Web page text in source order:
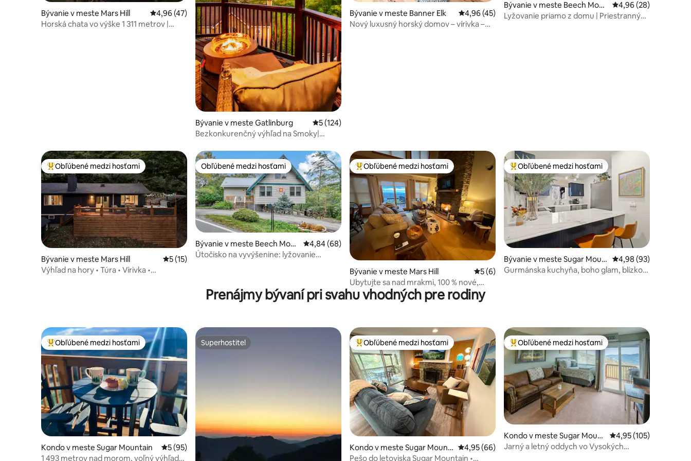
Bývanie v meste Mars Hill Priemerné ohodnotenie 4,96 z 5, počet hodnotení: 47
4,96 (47)
Horská chata vo výške 1 311 metrov |
Bývanie v meste Gatlinburg Priemerné ohodnotenie 5 z 5, počet hodnotení: 124
5 (124)
Bezkonkurenčný výhľad na Smoky|
Bývanie v meste Banner Elk Priemerné ohodnotenie 4,96 z 5, počet hodnotení: 45
4,96 (45)
Nový luxusný horský domov – vírivka –
Bývanie v meste Beech Moun
tain
Priemerné
4,96 (28)
Lyžovanie priamo z domu | Priestranný
Najobľúbenejšie medzi hosťami
Obľúbené medzi hosťami
Bývanie v meste Mars Hill Priemerné ohodnotenie 5 z 5, počet hodnotení: 15
5 (15)
Výhľad na hory • Túra • Vírivka •
Obľúbené medzi hosťami
Obľúbené medzi hosťami
Bývanie v meste Beech Mou
ntain
Priemerné ohodnotenie 4,84 z 5, počet hodnotení: 68
4,84 (68)
Útočisko na vyvýšenine: lyžovanie
Najobľúbenejšie medzi hosťami
Obľúbené medzi hosťami
Bývanie v meste Mars Hill Priemerné ohodnotenie 5 z 5, počet hodnotení: 6
5 (6)
Ubytujte sa nad mrakmi, 100 % nové,
5 minút od Hatley Pt
Najobľúbenejšie medzi hosťami
Obľúbené medzi hosťami
Bývanie v meste Sugar Moun
tain
Priemerné
4,98 (93)
Gurmánska kuchyňa, boho glam, blízko
Prenájmy bývaní pri svahu vhodných pre rodiny
Najobľúbenejšie medzi hosťami
Obľúbené medzi hosťami
Kondo v meste Sugar Mountain Priemerné ohodnotenie 5 z 5, počet hodnotení: 95
5 (95)
1 493 metrov nad morom, voľný výhľad
Superhostiteľ
Superhostiteľ Najobľúbenejšie medzi hosťami
Obľúbené medzi hosťami
Kondo v meste Sugar Mount
ain
Priemerné ohodnotenie 4,95 z 5, počet hodnotení: 66
4,95 (66)
Pešo do letoviska Sugar Mountain •
Najobľúbenejšie medzi hosťami
Obľúbené medzi hosťami
Kondo v meste Sugar Mount
ain
Priemerné
4,95 (105)
Jarný a letný oddych vo Vysokých